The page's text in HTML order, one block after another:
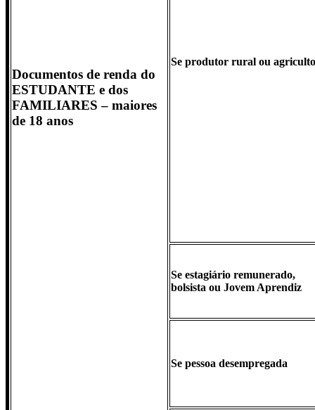
Documentos de renda do
ESTUDANTE e dos
FAMILIARES – maiores
de 18 anos
Se produtor rural ou
Se estagiário remunerado,
bolsista ou Jovem Aprendiz
Se pessoa desempregada